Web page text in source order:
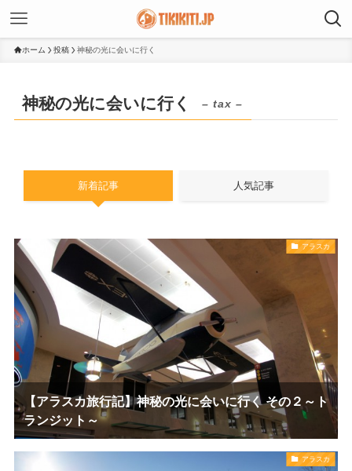
ホーム 投稿 神秘の光に会いに行く
神秘の光に会いに行く – tax –
新着記事 人気記事
アラスカ
【アラスカ旅行記】神秘の光に会いに行く その２～ト
ランジット～
アラスカ